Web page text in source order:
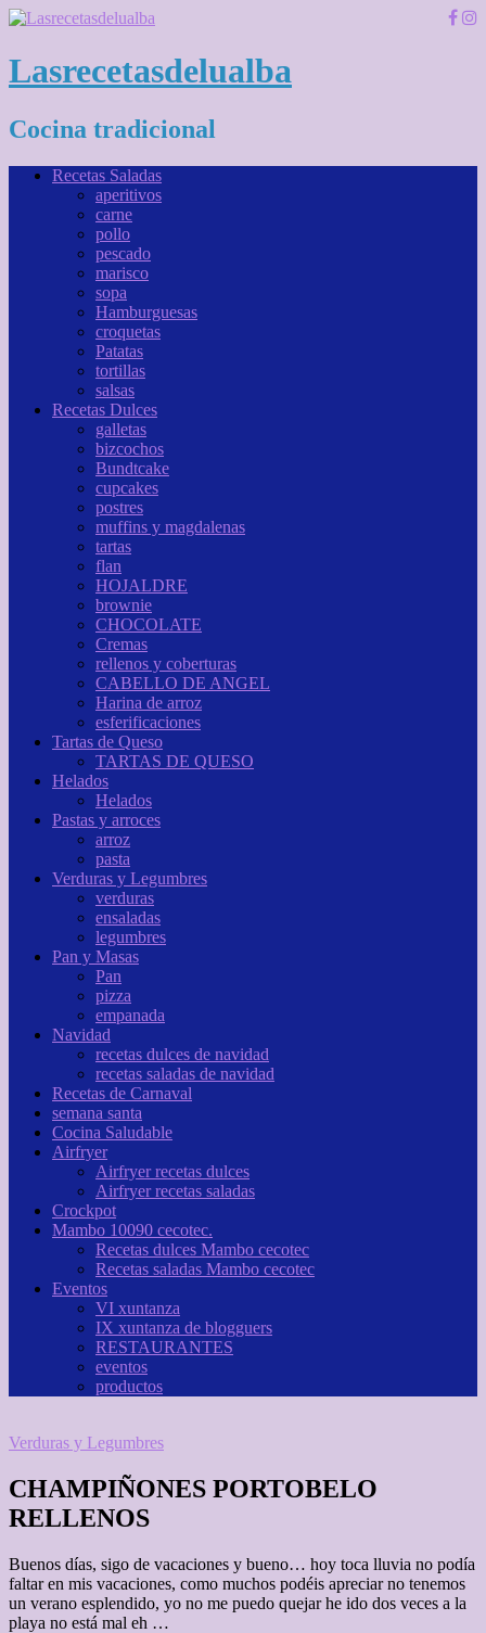
Lasrecetasdelualba
Cocina tradicional
Recetas Saladas
aperitivos
carne
pollo
pescado
marisco
sopa
Hamburguesas
croquetas
Patatas
tortillas
salsas
Recetas Dulces
galletas
bizcochos
Bundtcake
cupcakes
postres
muffins y magdalenas
tartas
flan
HOJALDRE
brownie
CHOCOLATE
Cremas
rellenos y coberturas
CABELLO DE ANGEL
Harina de arroz
esferificaciones
Tartas de Queso
TARTAS DE QUESO
Helados
Helados
Pastas y arroces
arroz
pasta
Verduras y Legumbres
verduras
ensaladas
legumbres
Pan y Masas
Pan
pizza
empanada
Navidad
recetas dulces de navidad
recetas saladas de navidad
Recetas de Carnaval
semana santa
Cocina Saludable
Airfryer
Airfryer recetas dulces
Airfryer recetas saladas
Crockpot
Mambo 10090 cecotec.
Recetas dulces Mambo cecotec
Recetas saladas Mambo cecotec
Eventos
VI xuntanza
IX xuntanza de blogguers
RESTAURANTES
eventos
productos
Verduras y Legumbres
CHAMPIÑONES PORTOBELO
RELLENOS
Buenos días, sigo de vacaciones y bueno… hoy toca lluvia no podía
faltar en mis vacaciones, como muchos podéis apreciar no tenemos
un verano esplendido, yo no me puedo quejar he ido dos veces a la
playa no está mal eh …